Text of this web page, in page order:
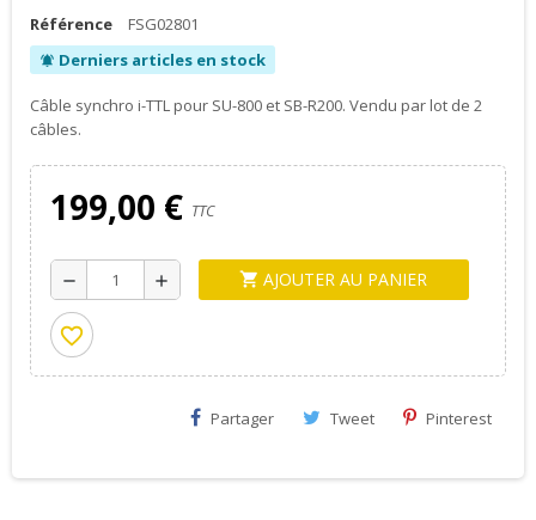
Référence FSG02801
notifications_active Derniers articles en stock
Câble synchro i-TTL pour SU-800 et SB-R200. Vendu par lot de 2
câbles.
199,00 € TTC
remove add shopping_cart AJOUTER AU PANIER
favorite_border
Partager Tweet Pinterest